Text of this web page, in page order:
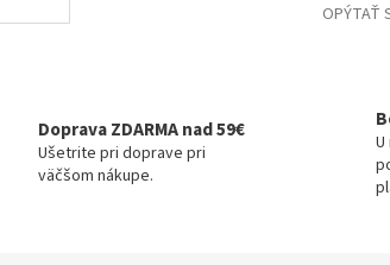
OPÝTAŤ
Doprava ZDARMA nad 59€
Ušetrite pri doprave pri
väčšom nákupe.